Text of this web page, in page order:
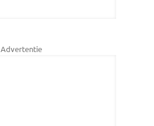
Advertentie